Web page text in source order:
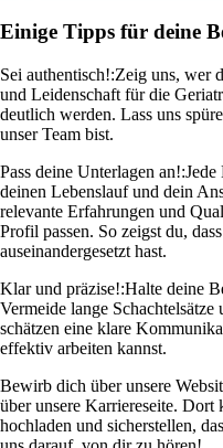
Einige Tipps für deine
Sei authentisch!:Zeig uns, wer
und Leidenschaft für die
deutlich werden. Lass uns
unser Team bist.
Pass deine Unterlagen an!:Jede
deinen Lebenslauf und dein
relevante Erfahrungen und
Profil passen. So zeigst du,
auseinandergesetzt hast.
Klar und präzise!:Halte deine
Vermeide lange
schätzen eine klare
effektiv arbeiten kannst.
Bewirb dich über unsere
über unsere Karriereseite.
hochladen und sicherstellen,